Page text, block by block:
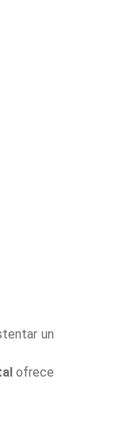
un
ofrece